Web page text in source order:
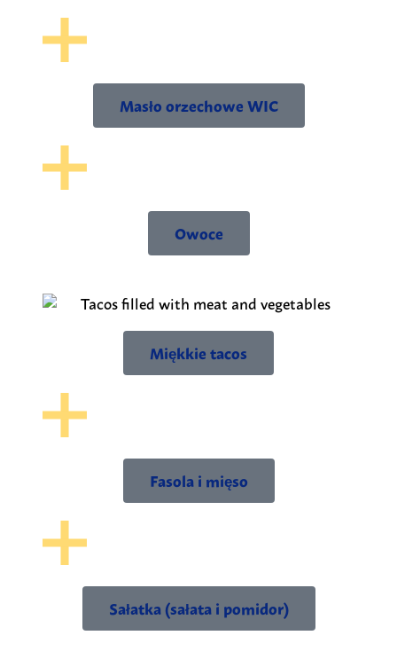
Masło orzechowe WIC
Owoce
Miękkie tacos
Fasola i mięso
Sałatka (sałata i pomidor)